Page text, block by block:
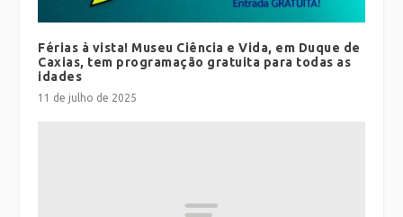
Férias à vista! Museu Ciência e Vida, em Duque de
Caxias, tem programação gratuita para todas as
idades
11 de julho de 2025